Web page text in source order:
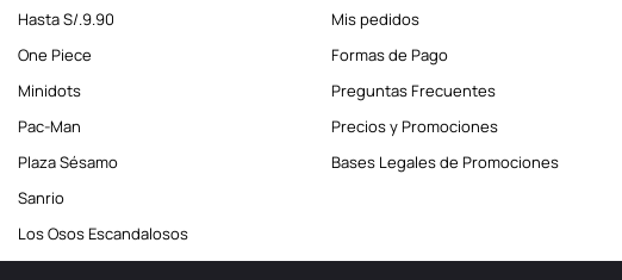
Hasta S/.9.90
One Piece
Minidots
Pac-Man
Plaza Sésamo
Sanrio
Los Osos Escandalosos
Mis pedidos
Formas de Pago
Preguntas Frecuentes
Precios y Promociones
Bases Legales de Promociones